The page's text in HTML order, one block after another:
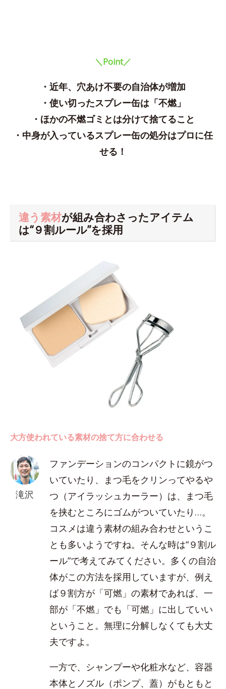
＼Point／
・近年、穴あけ不要の自治体が増加
・使い切ったスプレー缶は「不燃」
・ほかの不燃ゴミとは分けて捨てること
・中身が入っているスプレー缶の処分はプロに任
せる！
違う素材が組み合わさったアイテム
は“９割ルール”を採用
大方使われている素材の捨て方に合わせる
滝沢
ファンデーションのコンパクトに鏡がつ
いていたり、まつ毛をクリンってやるや
つ（アイラッシュカーラー）は、まつ毛
を挟むところにゴムがついていたり…。
コスメは違う素材の組み合わせというこ
とも多いようですね。そんな時は“９割ル
ール”で考えてみてください。多くの自治
体がこの方法を採用していますが、例え
ば９割方が「可燃」の素材であれば、一
部が「不燃」でも「可燃」に出していい
ということ。無理に分解しなくても大丈
夫ですよ。
一方で、シャンプーや化粧水など、容器
本体とノズル（ポンプ、蓋）がもともと